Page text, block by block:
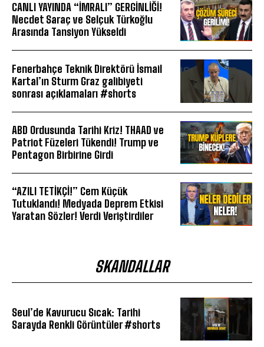
CANLI YAYINDA “İMRALI” GERGİNLİĞİ!
Necdet Saraç ve Selçuk Türkoğlu
Arasında Tansiyon Yükseldi
Fenerbahçe Teknik Direktörü İsmail
Kartal’ın Sturm Graz galibiyeti
sonrası açıklamaları #shorts
ABD Ordusunda Tarihi Kriz! THAAD ve
Patriot Füzeleri Tükendi! Trump ve
Pentagon Birbirine Girdi
“AZILI TETİKÇİ!” Cem Küçük
Tutuklandı! Medyada Deprem Etkisi
Yaratan Sözler! Verdi Veriştirdiler
SKANDALLAR
Seul’de Kavurucu Sıcak: Tarihi
Sarayda Renkli Görüntüler #shorts